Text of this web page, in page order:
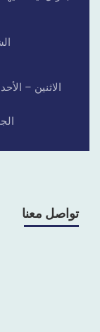
الجمعة:
تواصل معنا